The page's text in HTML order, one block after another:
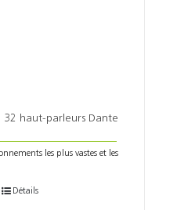
32 haut-parleurs Dante
les plus vastes et les
Détails